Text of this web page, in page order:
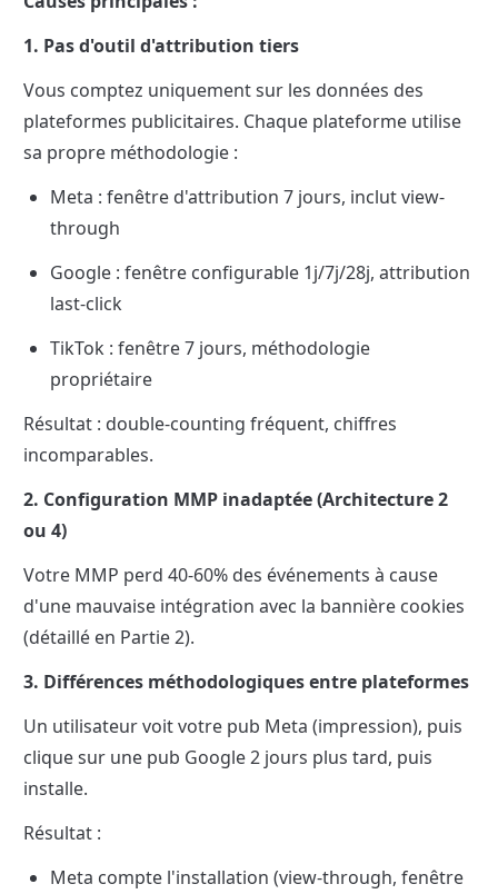
1. Pas d'outil d'attribution tiers
Vous comptez uniquement sur les données des
plateformes publicitaires. Chaque plateforme utilise
sa propre méthodologie :
Meta : fenêtre d'attribution 7 jours, inclut view-
through
Google : fenêtre configurable 1j/7j/28j, attribution
last-click
TikTok : fenêtre 7 jours, méthodologie
propriétaire
Résultat : double-counting fréquent, chiffres
incomparables.
2. Configuration MMP inadaptée (Architecture 2
ou 4)
Votre MMP perd 40-60% des événements à cause
d'une mauvaise intégration avec la bannière cookies
(détaillé en Partie 2).
3. Différences méthodologiques entre plateformes
Un utilisateur voit votre pub Meta (impression), puis
clique sur une pub Google 2 jours plus tard, puis
installe.
Résultat :
Meta compte l'installation (view-through, fenêtre